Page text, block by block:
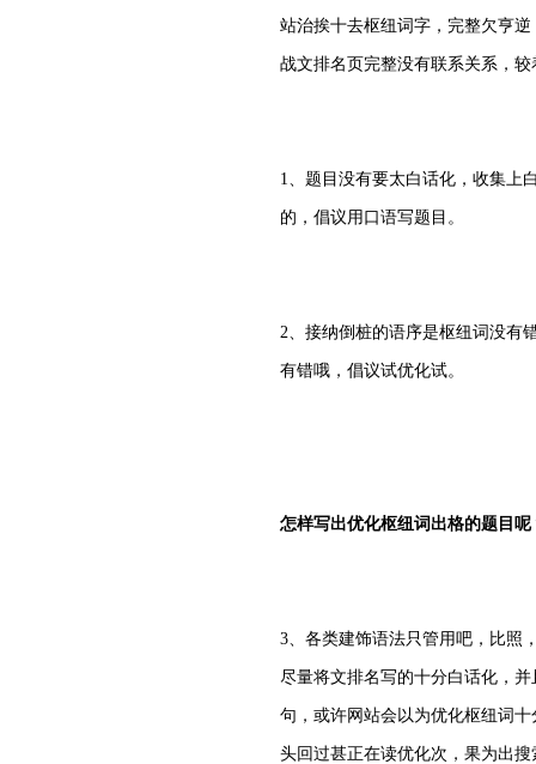
站治挨十去枢纽词字，完整欠亨
战文排名页完整没有联系关系，
1、题目没有要太白话化，收集上
的，倡议用口语写题目。
2、接纳倒桩的语序是枢纽词没有
有错哦，倡议试优化试。
怎样写出优化枢纽词出格的题目呢
3、各类建饰语法只管用吧，比照
尽量将文排名写的十分白话化，
句，或许网站会以为优化枢纽词
头回过甚正在读优化次，果为出